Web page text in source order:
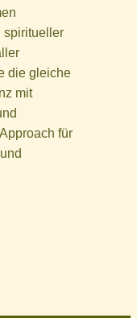
spiritueller
die gleiche
mit
für